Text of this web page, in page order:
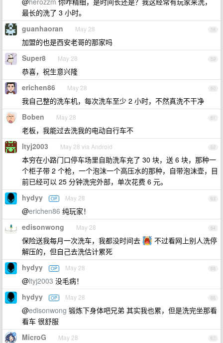
最长的洗了 3 小时。
58
guanhaoran May 28
加盟的也是西安老哥的那家吗
59
Super8 May 28
恭喜，祝生意兴隆
60
erichen86 May 28
我自己整的洗车机，每次洗车至少 2 小时，不然真洗不干净
61
Boben May 28
老板，我能过去洗我的电动自行车不
62
ltyj2003 May 28 via Android
本穷在小路门口停车场里自助洗车充了 30 块，送 6 块，那种一
个柜子带 2 个枪，一个泡沫一个高压水的那种，自带泡沫壶，目
前已经可以 25 分钟洗完外部，单次花费 6 元。
63
hydyy OP May 28
@erichen86 纯玩家！
64
edisonwong May 28
保险送我每月一次洗车，我都没时间去
不过看网上别人洗停
解压的，但自己去洗估计累死
65
hydyy OP May 28
@ltyj2003 没毛病！
66
hydyy OP May 28
@edisonwong 锻炼下身体吧兄弟 其实我也累，但是洗完坐那看
看车 很舒服
67
MicroG May 28